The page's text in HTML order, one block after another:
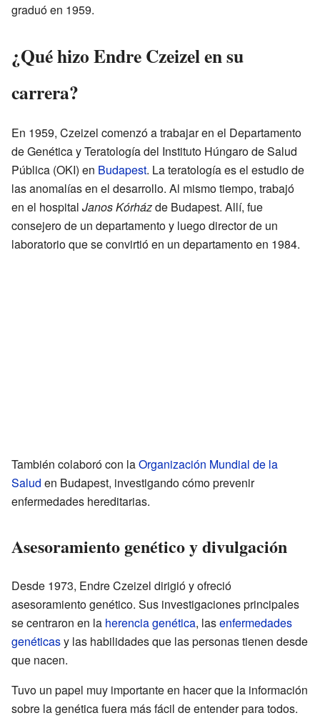
graduó en 1959.
¿Qué hizo Endre Czeizel en su
carrera?
En 1959, Czeizel comenzó a trabajar en el Departamento
de Genética y Teratología del Instituto Húngaro de Salud
Pública (OKI) en Budapest. La teratología es el estudio de
las anomalías en el desarrollo. Al mismo tiempo, trabajó
en el hospital Janos Kórházde Budapest. Allí, fue
consejero de un departamento y luego director de un
laboratorio que se convirtió en un departamento en 1984.
También colaboró con laOrganización Mundial de la
Salud en Budapest, investigando cómo prevenir
enfermedades hereditarias.
Asesoramiento genético y divulgación
Desde 1973, Endre Czeizel dirigió y ofreció
asesoramiento genético. Sus investigaciones principales
se centraron en la herencia genética, lasenfermedades
genéticasy las habilidades que las personas tienen desde
que nacen.
Tuvo un papel muy importante en hacer que la información
sobre la genética fuera más fácil de entender para todos.